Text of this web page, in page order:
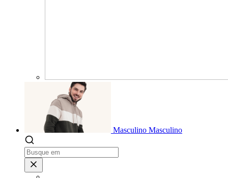
Masculino Masculino